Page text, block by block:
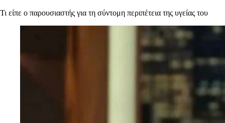
Τι είπε ο παρουσιαστής για τη σύντομη περιπέτεια της υγείας του